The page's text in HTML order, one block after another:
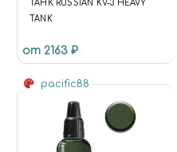
ТАНК RUSSIAN KV-3 HEAVY
TANK
от 2163 ₽
pacific88